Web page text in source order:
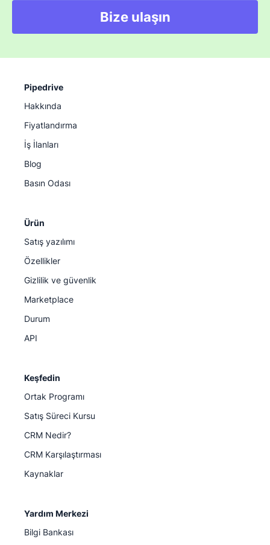
Bize ulaşın
Pipedrive
Hakkında
Fiyatlandırma
İş İlanları
Blog
Basın Odası
Ürün
Satış yazılımı
Özellikler
Gizlilik ve güvenlik
Marketplace
Durum
API
Keşfedin
Ortak Programı
Satış Süreci Kursu
CRM Nedir?
CRM Karşılaştırması
Kaynaklar
Yardım Merkezi
Bilgi Bankası